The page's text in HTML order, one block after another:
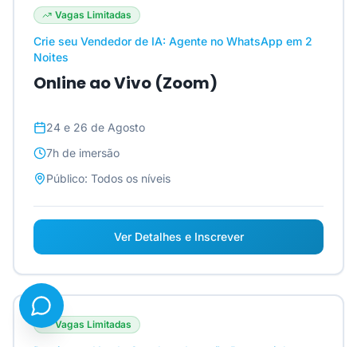
Vagas Limitadas
Crie seu Vendedor de IA: Agente no WhatsApp em 2
Noites
Online ao Vivo (Zoom)
24 e 26 de Agosto
7h de imersão
Público: Todos os níveis
Ver Detalhes e Inscrever
Vagas Limitadas